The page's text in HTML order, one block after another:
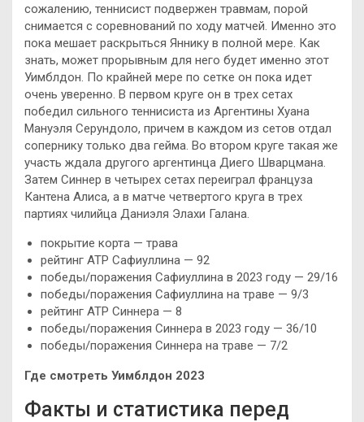
сожалению, теннисист подвержен травмам, порой
снимается с соревнований по ходу матчей. Именно это
пока мешает раскрыться Яннику в полной мере. Как
знать, может прорывным для него будет именно этот
Уимблдон. По крайней мере по сетке он пока идет
очень уверенно. В первом круге он в трех сетах
победил сильного теннисиста из Аргентины Хуана
Мануэля Серундоло, причем в каждом из сетов отдал
сопернику только два гейма. Во втором круге такая же
участь ждала другого аргентинца Диего Шварцмана.
Затем Синнер в четырех сетах переиграл француза
Кантена Алиса, а в матче четвертого круга в трех
партиях чилийца Даниэля Элахи Галана.
покрытие корта — трава
рейтинг ATP Сафиуллина — 92
победы/поражения Сафиуллина в 2023 году — 29/16
победы/поражения Сафиуллина на траве — 9/3
рейтинг ATP Синнера — 8
победы/поражения Синнера в 2023 году — 36/10
победы/поражения Синнера на траве — 7/2
Где смотреть Уимблдон 2023
Факты и статистика перед